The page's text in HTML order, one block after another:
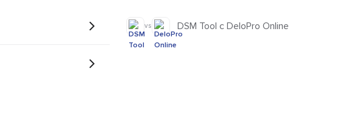
vs DSM Tool с DeloPro Online